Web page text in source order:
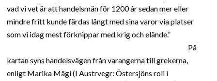
vad vi vet är att handelsmän för 1200 år sedan mer eller
mindre fritt kunde färdas långt med sina varor via platser
som vi idag mest förknippar med krig och elände.”
På
kartan syns handelsvägen från varangerna till grekerna,
enligt Marika Mägi (I Austrvegr: Östersjöns roll i